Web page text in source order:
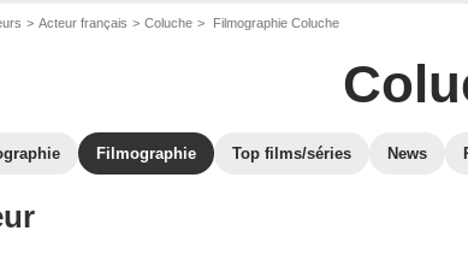
Acteur français Coluche Filmographie Coluche
Filmographie Top films/séries News